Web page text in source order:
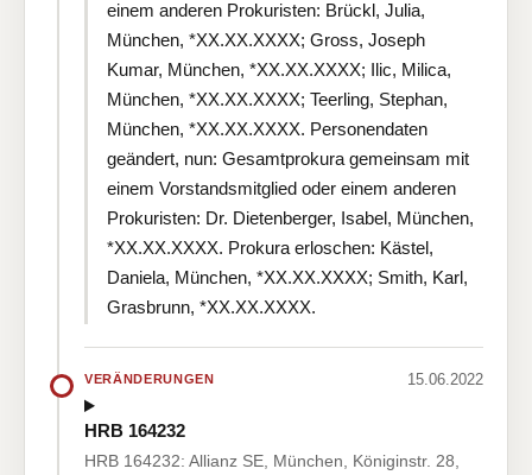
einem anderen Prokuristen: Brückl, Julia,
München, *XX.XX.XXXX; Gross, Joseph
Kumar, München, *XX.XX.XXXX; Ilic, Milica,
München, *XX.XX.XXXX; Teerling, Stephan,
München, *XX.XX.XXXX. Personendaten
geändert, nun: Gesamtprokura gemeinsam mit
einem Vorstandsmitglied oder einem anderen
Prokuristen: Dr. Dietenberger, Isabel, München,
*XX.XX.XXXX. Prokura erloschen: Kästel,
Daniela, München, *XX.XX.XXXX; Smith, Karl,
Grasbrunn, *XX.XX.XXXX.
VERÄNDERUNGEN 15.06.2022
HRB 164232
HRB 164232: Allianz SE, München, Königinstr. 28,